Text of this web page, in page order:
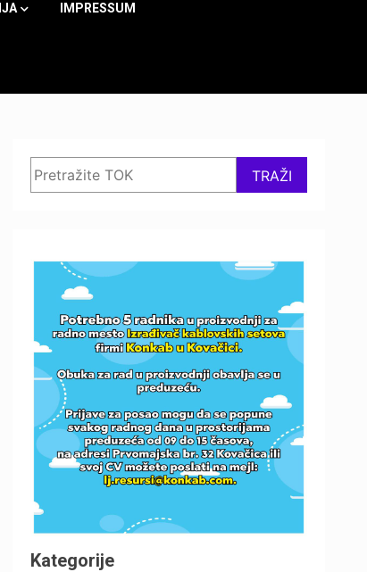
IMPRESSUM
TRAŽI
Kategorije